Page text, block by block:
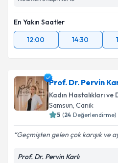
En Yakın Saatler
12:00
14:30
Prof. Dr. Pervin
Kadın Hastalıkları ve
Samsun, Canik
5 (24 Değerlendirme)
Geçmişten gelen çok karışık ve
Prof. Dr. Pervin Karlı